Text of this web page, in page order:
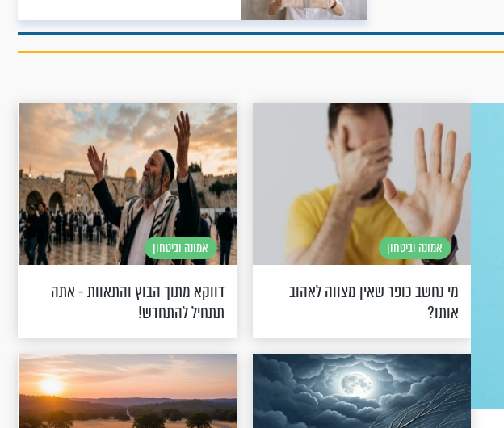
אמונה וביטחון
מי נחשב כופר שאין מצווה לאהוב
אותו?
אמונה וביטחון
דווקא מתוך הבוץ והתאוות - אתה
תתחיל להתחדש!